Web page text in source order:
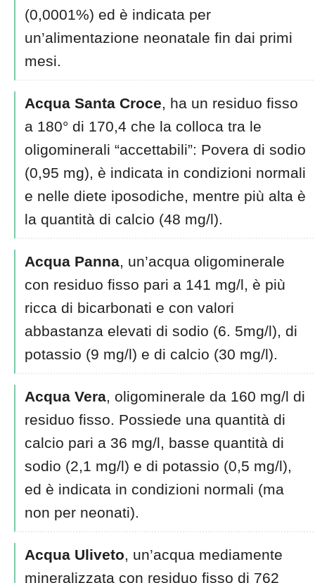
(0,0001%) ed è indicata per
un’alimentazione neonatale fin dai primi
mesi.
Acqua Santa Croce, ha un residuo fisso
a 180° di 170,4 che la colloca tra le
oligominerali “accettabili”: Povera di sodio
(0,95 mg), è indicata in condizioni normali
e nelle diete iposodiche, mentre più alta è
la quantità di calcio (48 mg/l).
Acqua Panna, un’acqua oligominerale
con residuo fisso pari a 141 mg/l, è più
ricca di bicarbonati e con valori
abbastanza elevati di sodio (6. 5mg/l), di
potassio (9 mg/l) e di calcio (30 mg/l).
Acqua Vera, oligominerale da 160 mg/l di
residuo fisso. Possiede una quantità di
calcio pari a 36 mg/l, basse quantità di
sodio (2,1 mg/l) e di potassio (0,5 mg/l),
ed è indicata in condizioni normali (ma
non per neonati).
Acqua Uliveto, un’acqua mediamente
mineralizzata con residuo fisso di 762